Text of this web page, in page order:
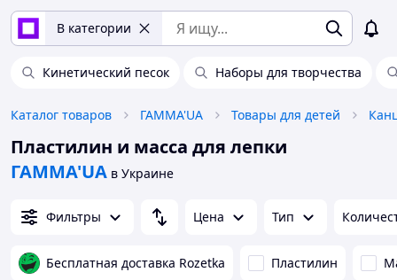
В категории
Кинетический песок Наборы для творчества
Каталог товаров ГАММА'UA Товары для детей
Пластилин и масса для лепки
ГАММА'UA в Украине
Фильтры Цена Тип
Бесплатная доставка Rozetka Пластилин